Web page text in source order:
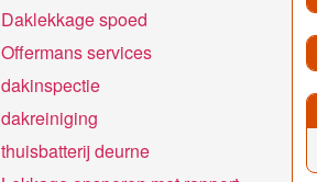
Daklekkage spoed
Offermans services
dakinspectie
dakreiniging
thuisbatterij deurne